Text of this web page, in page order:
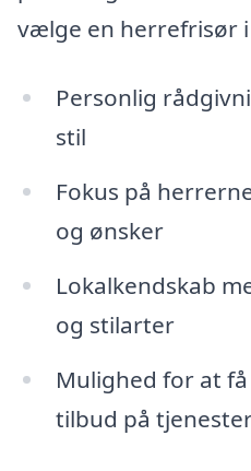
vælge en herrefrisør i
Personlig
stil
Fokus på
og ønsker
Lokalkendskab
og stilarter
Mulighed for at
tilbud på